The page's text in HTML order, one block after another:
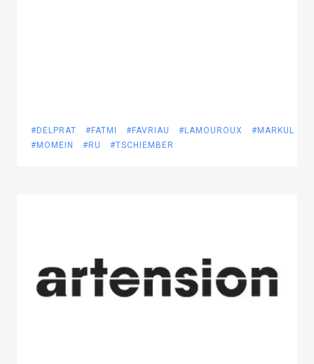
#DELPRAT #FATMI #FAVRIAU #LAMOUROUX
#MARKUL
#MOMEIN
#RU #TSCHIEMBER